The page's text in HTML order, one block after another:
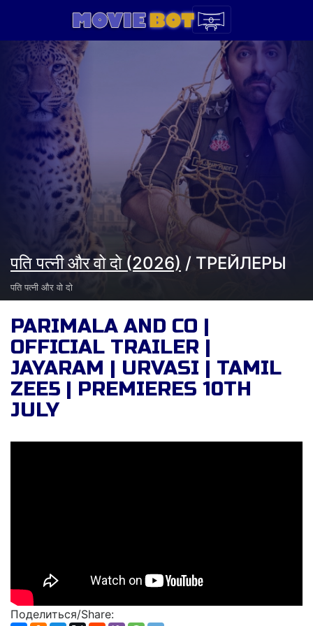
पति पत्नी और वो दो (2026) / ТРЕЙЛЕРЫ
पति पत्नी और वो दो
PARIMALA AND CO |
OFFICIAL TRAILER |
JAYARAM | URVASI | TAMIL
ZEE5 | PREMIERES 10TH
JULY
Поделиться/Share: